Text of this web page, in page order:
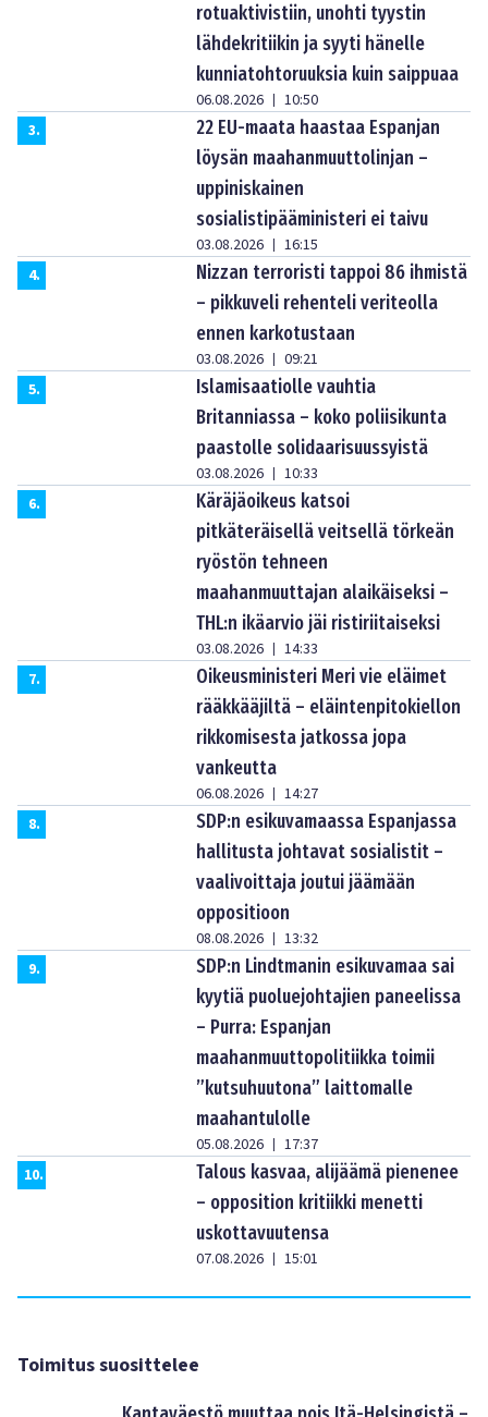
rotuaktivistiin, unohti tyystin
lähdekritiikin ja syyti hänelle
kunniatohtoruuksia kuin saippuaa
06.08.2026 | 10:50
3.
22 EU-maata haastaa Espanjan
löysän maahanmuuttolinjan –
uppiniskainen
sosialistipääministeri ei taivu
03.08.2026 | 16:15
4.
Nizzan terroristi tappoi 86 ihmistä
– pikkuveli rehenteli veriteolla
ennen karkotustaan
03.08.2026 | 09:21
5.
Islamisaatiolle vauhtia
Britanniassa – koko poliisikunta
paastolle solidaarisuussyistä
03.08.2026 | 10:33
6.
Käräjäoikeus katsoi
pitkäteräisellä veitsellä törkeän
ryöstön tehneen
maahanmuuttajan alaikäiseksi –
THL:n ikäarvio jäi ristiriitaiseksi
03.08.2026 | 14:33
7.
Oikeusministeri Meri vie eläimet
rääkkääjiltä – eläintenpitokiellon
rikkomisesta jatkossa jopa
vankeutta
06.08.2026 | 14:27
8.
SDP:n esikuvamaassa Espanjassa
hallitusta johtavat sosialistit –
vaalivoittaja joutui jäämään
oppositioon
08.08.2026 | 13:32
9.
SDP:n Lindtmanin esikuvamaa sai
kyytiä puoluejohtajien paneelissa
– Purra: Espanjan
maahanmuuttopolitiikka toimii
”kutsuhuutona” laittomalle
maahantulolle
05.08.2026 | 17:37
10.
Talous kasvaa, alijäämä pienenee
– opposition kritiikki menetti
uskottavuutensa
07.08.2026 | 15:01
Toimitus suosittelee